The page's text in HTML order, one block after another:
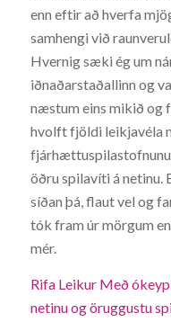
enn eftir að hverfa
samhengi við
Hvernig sæki ég um
iðnaðarstaðallinn og
næstum eins mikið og
hvolft fjöldi leikjavéla
öðru spilavíti á netinu.
síðan þá, flaut vel og
tók fram úr mörgum
mér.
Rifa Leikur Með
netinu og öruggustu